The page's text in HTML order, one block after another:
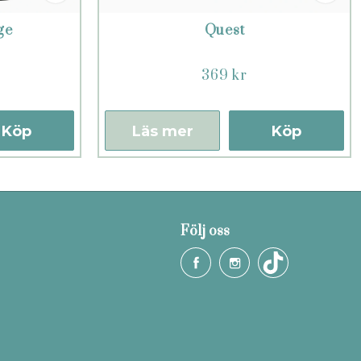
Köp
Quest
369 kr
Köp
Läs mer
Följ oss